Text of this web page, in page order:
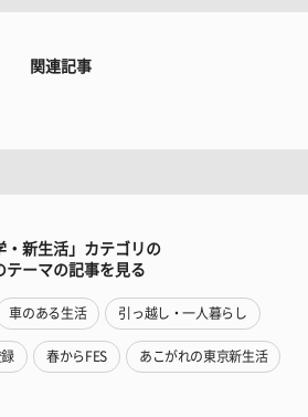
関連記事
・新生活」カテゴリの
テーマの記事を見る
車のある生活 引っ越し・一人暮らし
録 春からFES あこがれの東京新生活